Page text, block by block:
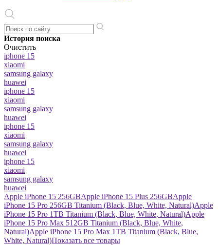
История поиска
Очистить
iphone 15
xiaomi
samsung galaxy
huawei
iphone 15
xiaomi
samsung galaxy
huawei
iphone 15
xiaomi
samsung galaxy
huawei
iphone 15
xiaomi
samsung galaxy
huawei
Apple iPhone 15 256GBApple iPhone 15 Plus 256GBApple
iPhone 15 Pro 256GB Titanium (Black, Blue, White, Natural)Apple
iPhone 15 Pro 1TB Titanium (Black, Blue, White, Natural)Apple
iPhone 15 Pro Max 512GB Titanium (Black, Blue, White,
Natural)Apple iPhone 15 Pro Max 1TB Titanium (Black, Blue,
White, Natural)Показать все товары